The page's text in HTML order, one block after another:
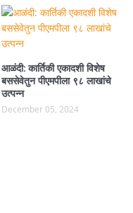
आळंदी: कार्तिकी एकादशी विशेष
बससेवेतुन पीएमपीला ९८ लाखांचे
उत्पन्न
December 05, 2024